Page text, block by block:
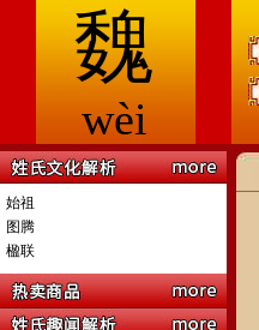
魏
wèi
始祖
图腾
楹联